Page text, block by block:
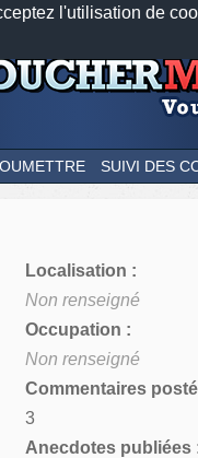
l'utilisation deNos
SUIVI DES
Localisation :
Non renseigné
Occupation :
Non renseigné
Commentaires
3
Anecdotes publiées